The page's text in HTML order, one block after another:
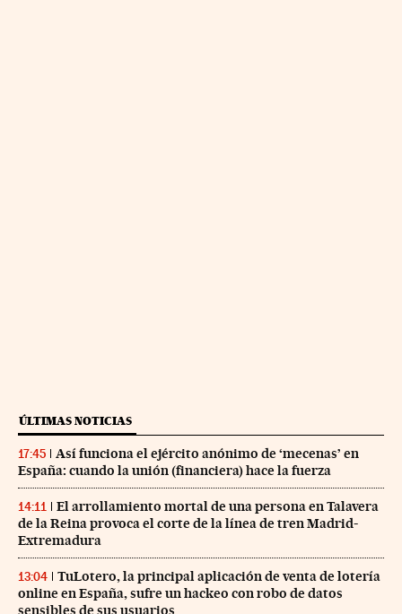
ÚLTIMAS NOTICIAS
17:45
Así funciona el ejército anónimo de ‘mecenas’ en
España: cuando la unión (financiera) hace la fuerza
14:11
El arrollamiento mortal de una persona en Talavera
de la Reina provoca el corte de la línea de tren Madrid-
Extremadura
13:04
TuLotero, la principal aplicación de venta de lotería
online en España, sufre un hackeo con robo de datos
sensibles de sus usuarios